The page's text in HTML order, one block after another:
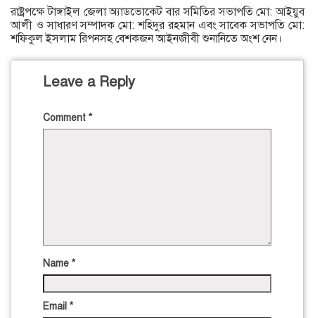
রাষ্ট্রপক্ষে টাঙ্গাইল জেলা অ্যাডভোকেট বার সমিতির সভাপতি মো: আইয়ুব
আলী ও সাধারণ সম্পাদক মো: শহিদুর রহমান এবং সাবেক সভাপতি মো:
শফিকুল ইসলাম রিপনসহ বেশকজন আইনজীবী শুনানিতে অংশ নেন।
Leave a Reply
Comment *
Name *
Email *